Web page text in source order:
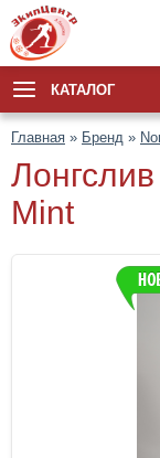
КАТАЛОГ
Главная » Бренд »
Mint